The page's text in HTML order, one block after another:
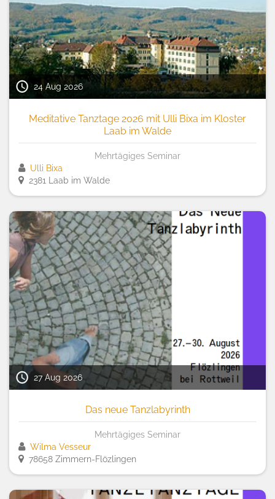
24 Aug 2026
Meditative Tanztage 2026 mit Ulli Bixa im Kloster
Laab im Walde
Mehrtägiges Seminar
Ulli Bixa
2381 Laab im Walde
27 Aug 2026
Das neue Tanzlabyrinth
Mehrtägiges Seminar
Wilma Vesseur
78658 Zimmern-Flözlingen